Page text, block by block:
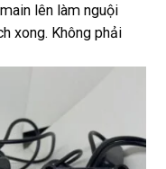
lên làm nguội
xong. Không phải